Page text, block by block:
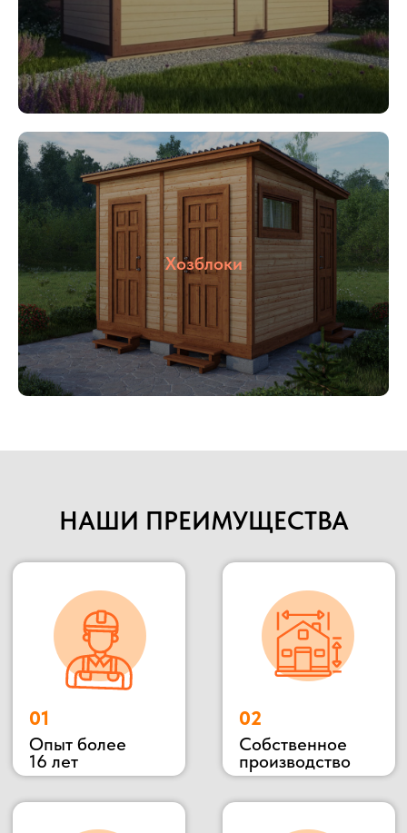
Хозблоки
НАШИ ПРЕИМУЩЕСТВА
основана в 2018 году. Мы специализируемся
на строительстве быстровозводимым зданий
«под ключ», для разного назначения: офис
продаж, штаб строительства, общежитие,
магазин и тд. Так же наша компания
производит готовые переводные конструкции:
бытовки строительные, бытовки
сантехнические, посты охраны, КПП, бытовки
деревянные. Располагается наше производство
в Раменском районе, благодаря чему выгодное
территориальное расположение позволяет
осуществлять быструю доставку в любую
указанную точку.
Наше производство всегда открыто для
потенциальных клиентов и партнеров, Вы
можете всегда к нам приехать в гости,
убедиться в качестве материалов и взглянуть на
сам процесс изготовления.